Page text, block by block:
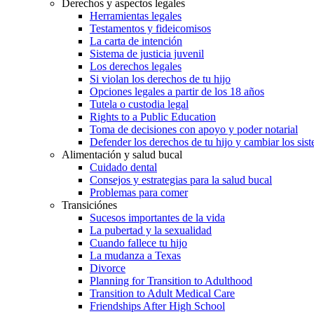
Derechos y aspectos legales
Herramientas legales
Testamentos y fideicomisos
La carta de intención
Sistema de justicia juvenil
Los derechos legales
Si violan los derechos de tu hijo
Opciones legales a partir de los 18 años
Tutela o custodia legal
Rights to a Public Education
Toma de decisiones con apoyo y poder notarial
Defender los derechos de tu hijo y cambiar los
Alimentación y salud bucal
Cuidado dental
Consejos y estrategias para la salud bucal
Problemas para comer
Transiciónes
Sucesos importantes de la vida
La pubertad y la sexualidad
Cuando fallece tu hijo
La mudanza a Texas
Divorce
Planning for Transition to Adulthood
Transition to Adult Medical Care
Friendships After High School